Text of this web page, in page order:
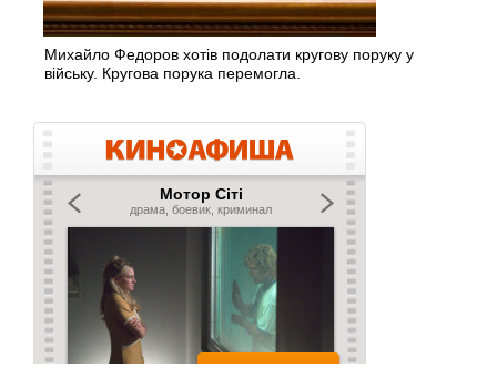
Михайло Федоров хотів подолати кругову поруку у
війську. Кругова порука перемогла.